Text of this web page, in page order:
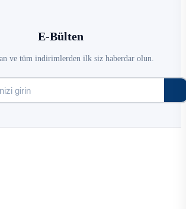
E-Bülten
ve tüm indirimlerden ilk siz haberdar olun.